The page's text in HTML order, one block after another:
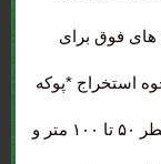
های فوق برای
استخراج *پوکه
معدنی (پوکه.com) به صورت عدسی هایی با قطر ۵۰ تا ۱۰۰ متر و